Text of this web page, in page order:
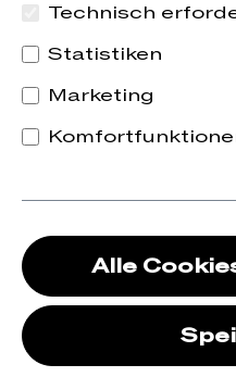
Frankreich
Technisch
Statistiken
Marketing
Alle